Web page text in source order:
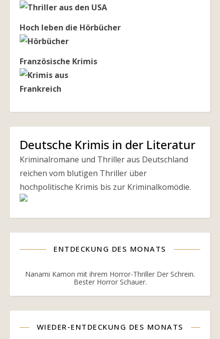
Hoch leben die Hörbücher
Französische Krimis
Deutsche Krimis in der Literatur
Kriminalromane und Thriller aus Deutschland
reichen vom blutigen Thriller über
hochpolitische Krimis bis zur Kriminalkomödie.
ENTDECKUNG DES MONATS
Nanami Kamon mit ihrem Horror-Thriller Der Schrein.
Bester Horror Schauer.
WIEDER-ENTDECKUNG DES MONATS